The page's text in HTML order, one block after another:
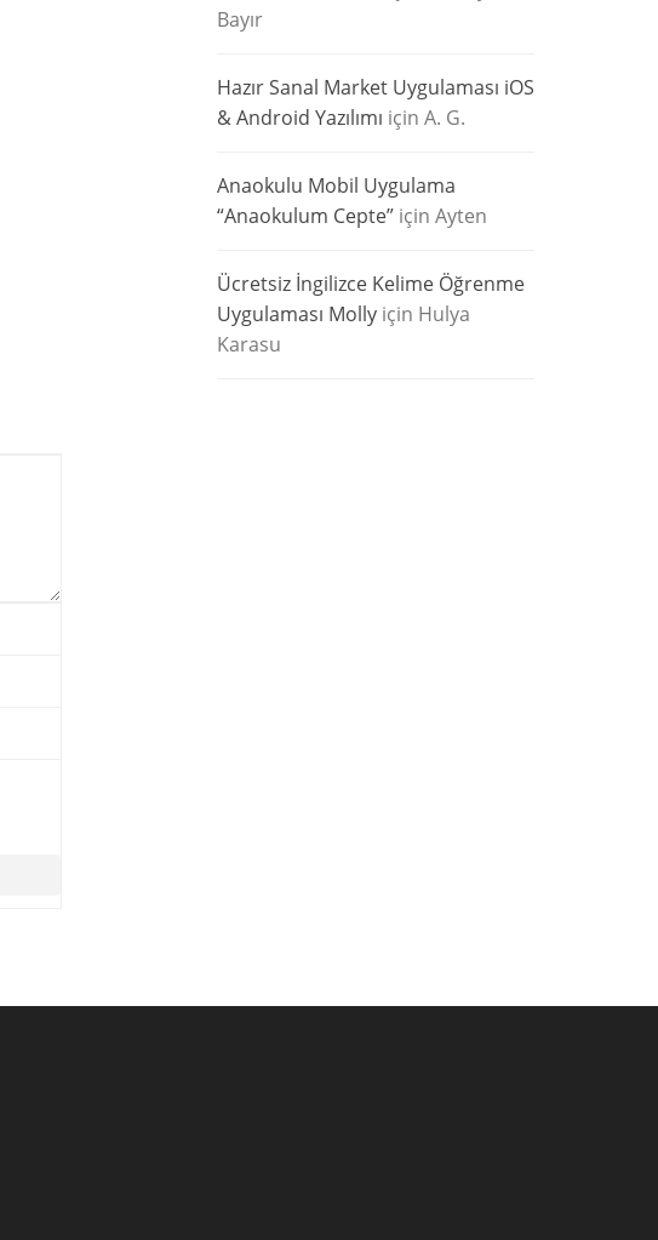
Bayır
Hazır Sanal Market Uygulaması iOS
& Android Yazılımı için A. G.
Anaokulu Mobil Uygulama
“Anaokulum Cepte”için Ayten
Ücretsiz İngilizce Kelime Öğrenme
Uygulaması Mollyiçin Hulya
Karasu